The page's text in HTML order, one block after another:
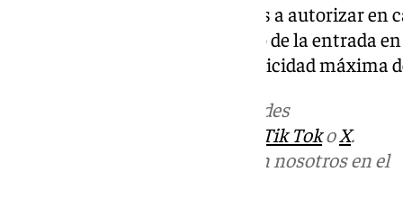
El número máximo de viviendas a autorizar en
Ayuntamiento de Málaga al año de la entrada
posteriormente, con una periodicidad máxima
en las redes
Tik TokoX.
Puedes ponerte en contacto con nosotros en el